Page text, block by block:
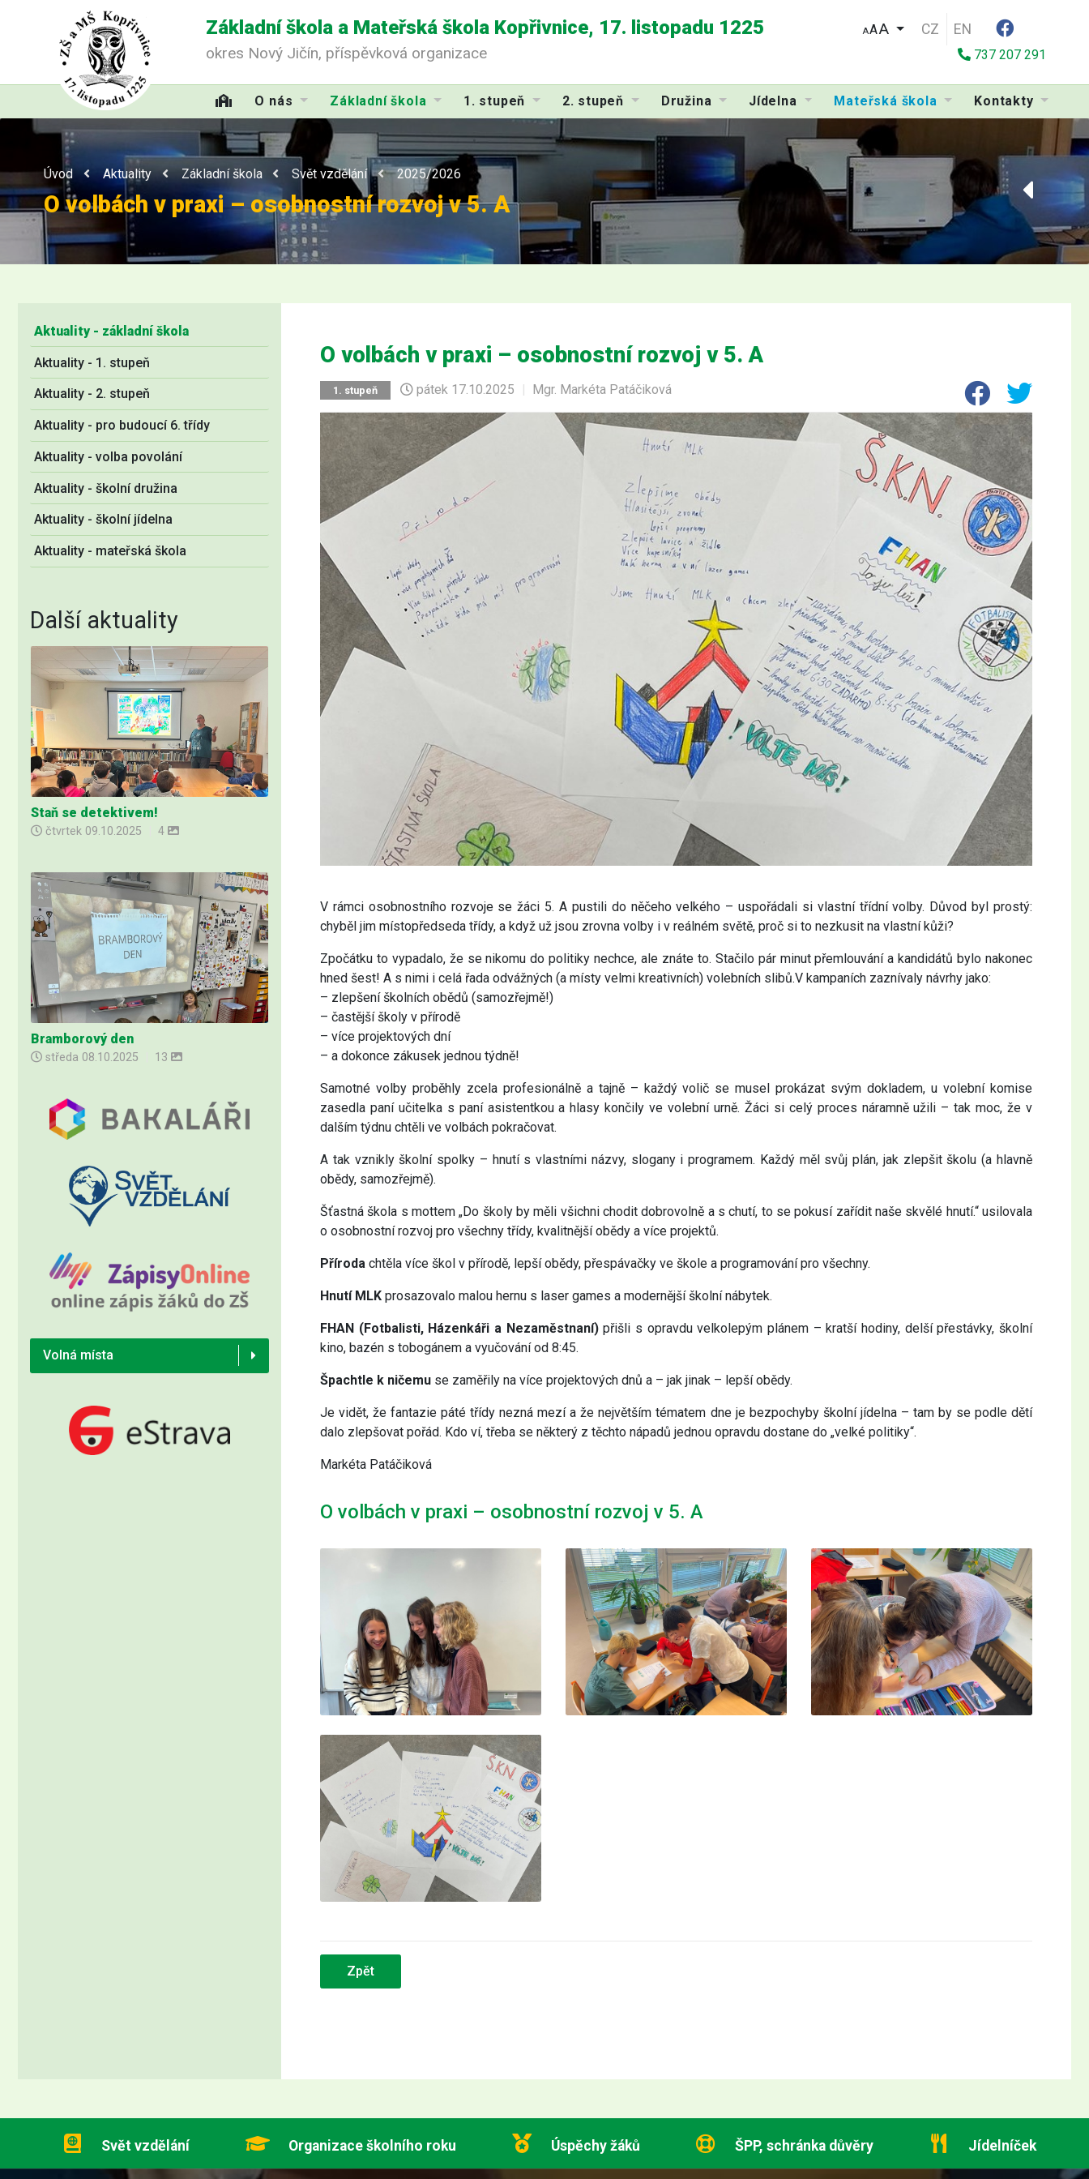
Základní škola a Mateřská škola Kopřivnice, 17. listopadu 1225
okres Nový Jičín, příspěvková organizace
AA CZ EN
737 207 291
O nás Základní škola 1. stupeň 2. stupeň Družina Jídelna Mateřská škola Kontakty
Úvod Aktuality Základní škola Svět vzdělání 2025/2026
O volbách v praxi – osobnostní rozvoj v 5. A
Aktuality - základní škola
Aktuality - 1. stupeň
Aktuality - 2. stupeň
Aktuality - pro budoucí 6. třídy
Aktuality - volba povolání
Aktuality - školní družina
Aktuality - školní jídelna
Aktuality - mateřská škola
Další aktuality
Staň se detektivem!
čtvrtek 09.10.2025 4
Bramborový den
středa 08.10.2025 13
Volná místa
O volbách v praxi – osobnostní rozvoj v 5. A
1. stupeň pátek 17.10.2025 Mgr. Markéta Patáčiková
V rámci osobnostního rozvoje se žáci 5. A pustili do něčeho velkého – uspořádali si vlastní třídní volby. Důvod byl prostý:
chyběl jim místopředseda třídy, a když už jsou zrovna volby i v reálném světě, proč si to nezkusit na vlastní kůži?
Zpočátku to vypadalo, že se nikomu do politiky nechce, ale znáte to. Stačilo pár minut přemlouvání a kandidátů bylo nakonec
hned šest! A s nimi i celá řada odvážných (a místy velmi kreativních) volebních slibů.V kampaních zaznívaly návrhy jako:
– zlepšení školních obědů (samozřejmě!)
– častější školy v přírodě
– více projektových dní
– a dokonce zákusek jednou týdně!
Samotné volby proběhly zcela profesionálně a tajně – každý volič se musel prokázat svým dokladem, u volební komise
zasedla paní učitelka s paní asistentkou a hlasy končily ve volební urně. Žáci si celý proces náramně užili – tak moc, že v
dalším týdnu chtěli ve volbách pokračovat.
A tak vznikly školní spolky – hnutí s vlastními názvy, slogany i programem. Každý měl svůj plán, jak zlepšit školu (a hlavně
obědy, samozřejmě).
Šťastná škola s mottem „Do školy by měli všichni chodit dobrovolně a s chutí, to se pokusí zařídit naše skvělé hnutí.“ usilovala
o osobnostní rozvoj pro všechny třídy, kvalitnější obědy a více projektů.
Příroda chtěla více škol v přírodě, lepší obědy, přespávačky ve škole a programování pro všechny.
Hnutí MLK prosazovalo malou hernu s laser games a modernější školní nábytek.
FHAN (Fotbalisti, Házenkáři a Nezaměstnaní)přišli s opravdu velkolepým plánem – kratší hodiny, delší přestávky, školní
kino, bazén s tobogánem a vyučování od 8:45.
Špachtle k ničemu se zaměřily na více projektových dnů a – jak jinak – lepší obědy.
Je vidět, že fantazie páté třídy nezná mezí a že největším tématem dne je bezpochyby školní jídelna – tam by se podle dětí
dalo zlepšovat pořád. Kdo ví, třeba se některý z těchto nápadů jednou opravdu dostane do „velké politiky“.
Markéta Patáčiková
O volbách v praxi – osobnostní rozvoj v 5. A
Zpět
Svět vzdělání Organizace školního roku Úspěchy žáků ŠPP, schránka důvěry Jídelníček